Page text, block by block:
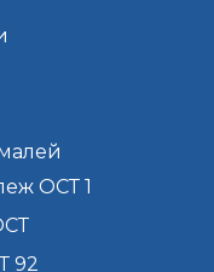
ОСТ 1
92